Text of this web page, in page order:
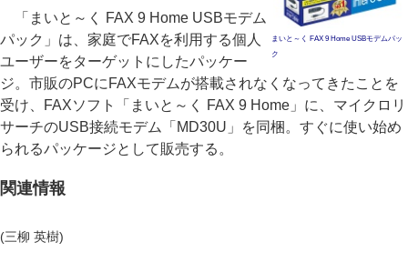
まいと～く FAX 9 Home USBモデムパッ
ク
「まいと～く FAX 9 Home USBモデム
パック」は、家庭でFAXを利用する個人
ユーザーをターゲットにしたパッケー
ジ。市販のPCにFAXモデムが搭載されなくなってきたことを
受け、FAXソフト「まいと～く FAX 9 Home」に、マイクロリ
サーチのUSB接続モデム「MD30U」を同梱。すぐに使い始め
られるパッケージとして販売する。
関連情報
(三柳 英樹)